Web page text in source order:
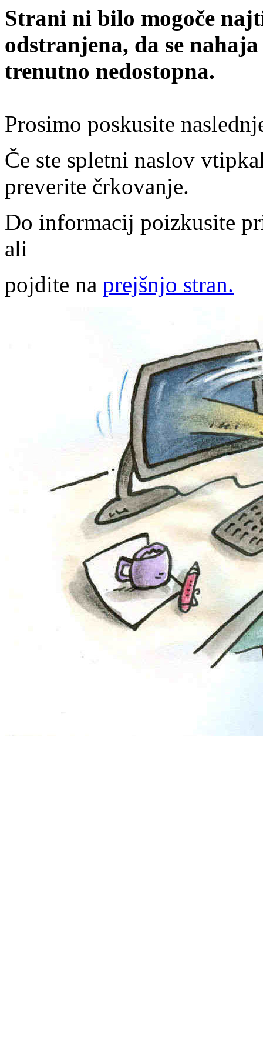
Strani ni bilo mogoče
odstranjena, da se
trenutno nedostopna.
Prosimo poskusite
Če ste spletni naslov
preverite črkovanje.
Do informacij poizkusite
ali
pojdite na prejšnjo stran.